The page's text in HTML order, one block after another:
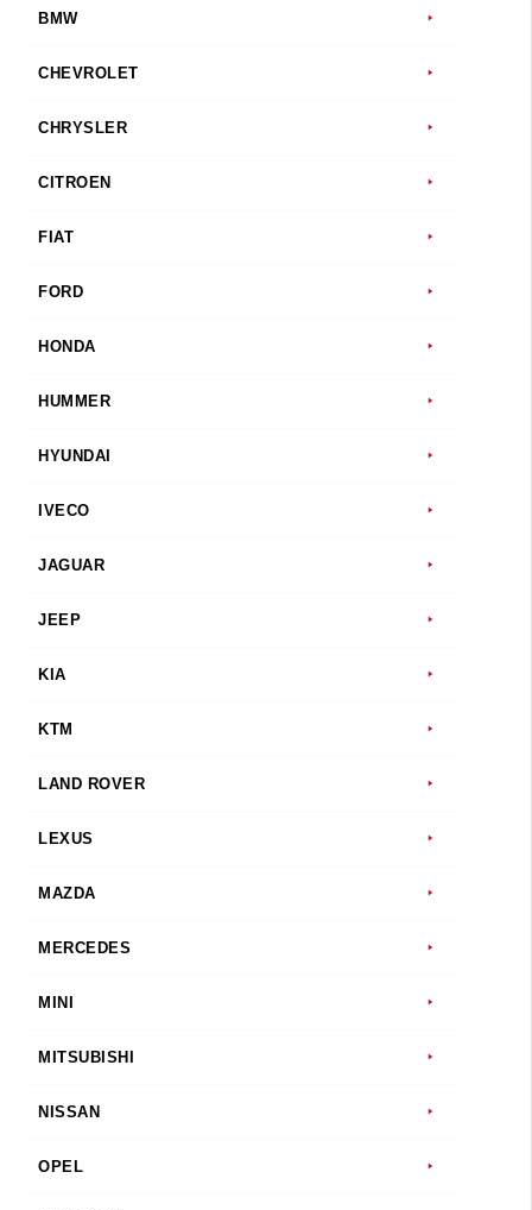
BMW
CHEVROLET
CHRYSLER
CITROEN
FIAT
FORD
HONDA
HUMMER
HYUNDAI
IVECO
JAGUAR
JEEP
KIA
KTM
LAND ROVER
LEXUS
MAZDA
MERCEDES
MINI
MITSUBISHI
NISSAN
OPEL